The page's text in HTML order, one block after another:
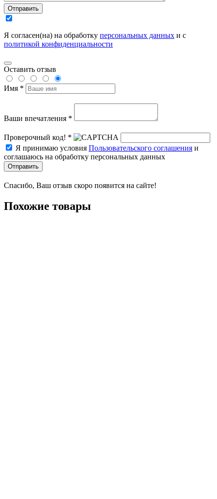
Отправить
Я согласен(на) на обработку персональных данных и с
политикой конфиденциальности
Оставить отзыв
Имя *
Ваши впечатления *
Проверочный код! *
Я принимаю условия Пользовательского соглашения и
соглашаюсь на обработку персональных данных
Отправить
Спасибо, Ваш отзыв скоро появится на сайте!
Похожие товары